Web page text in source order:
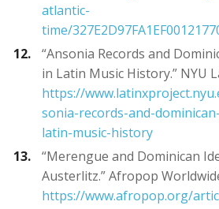
atlantic-
time/
“Ansonia Records and
in Latin Music History.” NYU
https://
sonia-records-and-
latin-music-history
“Merengue and Dominican
Austerlitz.” Afropop
https://www.afropop.org/